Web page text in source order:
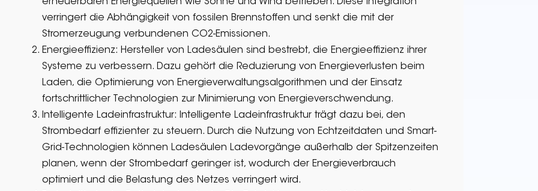
erneuerbaren Energiequellen wie Sonne und Wind betrieben. Diese Integration
verringert die Abhängigkeit von fossilen Brennstoffen und senkt die mit der
Stromerzeugung verbundenen CO2-Emissionen.
Energieeffizienz: Hersteller von Ladesäulen sind bestrebt, die Energieeffizienz ihrer
Systeme zu verbessern. Dazu gehört die Reduzierung von Energieverlusten beim
Laden, die Optimierung von Energieverwaltungsalgorithmen und der Einsatz
fortschrittlicher Technologien zur Minimierung von Energieverschwendung.
Intelligente Ladeinfrastruktur: Intelligente Ladeinfrastruktur trägt dazu bei, den
Strombedarf effizienter zu steuern. Durch die Nutzung von Echtzeitdaten und Smart-
Grid-Technologien können Ladesäulen Ladevorgänge außerhalb der Spitzenzeiten
planen, wenn der Strombedarf geringer ist, wodurch der Energieverbrauch
optimiert und die Belastung des Netzes verringert wird.